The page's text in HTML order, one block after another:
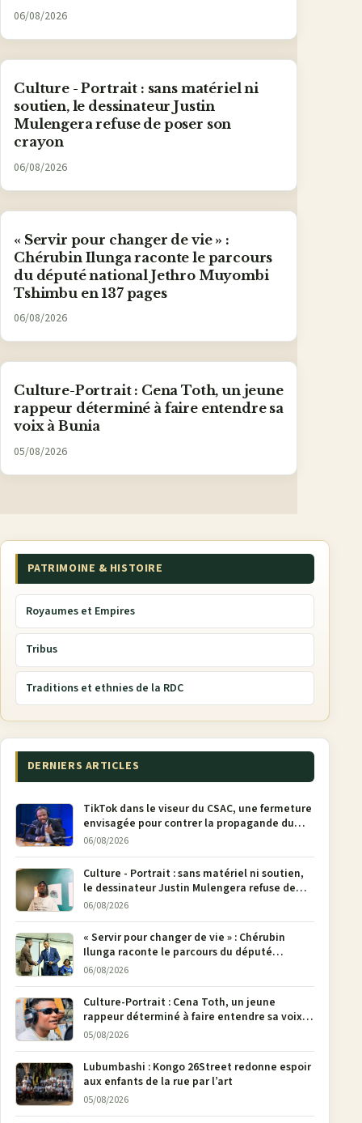
06/08/2026
Culture - Portrait : sans matériel ni
soutien, le dessinateur Justin
Mulengera refuse de poser son
crayon
06/08/2026
« Servir pour changer de vie » :
Chérubin Ilunga raconte le parcours
du député national Jethro Muyombi
Tshimbu en 137 pages
06/08/2026
Culture-Portrait : Cena Toth, un jeune
rappeur déterminé à faire entendre sa
voix à Bunia
05/08/2026
PATRIMOINE & HISTOIRE
Royaumes et Empires
Tribus
Traditions et ethnies de la RDC
DERNIERS ARTICLES
TikTok dans le viseur du CSAC, une fermeture
envisagée pour contrer la propagande du
M23
06/08/2026
Culture - Portrait : sans matériel ni soutien,
le dessinateur Justin Mulengera refuse de
poser son crayon
06/08/2026
« Servir pour changer de vie » : Chérubin
Ilunga raconte le parcours du député
national Jethro Muyombi Tshimbu en 137
06/08/2026
Culture-Portrait : Cena Toth, un jeune
rappeur déterminé à faire entendre sa voix à
Bunia
05/08/2026
Lubumbashi : Kongo 26Street redonne espoir
aux enfants de la rue par l’art
05/08/2026